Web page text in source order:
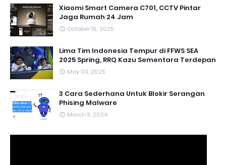
Xiaomi Smart Camera C701, CCTV Pintar
Jaga Rumah 24 Jam
October 16, 2025
Lima Tim Indonesia Tempur di FFWS SEA
2025 Spring, RRQ Kazu Sementara Terdepan
May 03, 2025
3 Cara Sederhana Untuk Blokir Serangan
Phising Malware
March 11, 2024